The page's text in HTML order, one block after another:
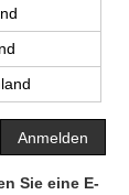
Sie eine E-